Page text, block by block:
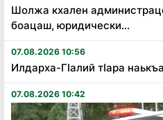
Шолжа кхален
боацаш, юридически...
07.08.2026 10:56
Илдарха-Гӏалий тӏара
07.08.2026 10:42